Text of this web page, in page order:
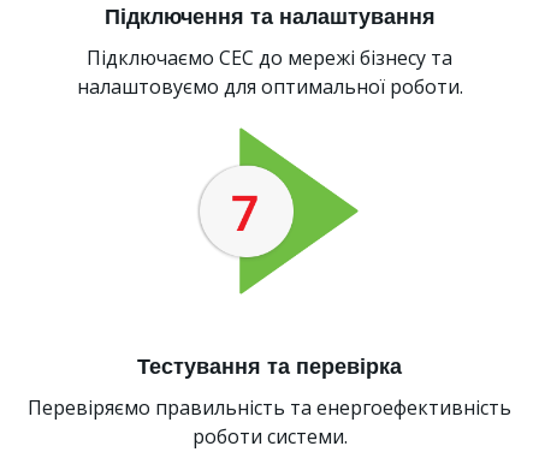
Підключення та налаштування
Підключаємо СЕС до мережі бізнесу та
налаштовуємо для оптимальної роботи.
Тестування та перевірка
Перевіряємо правильність та енергоефективність
роботи системи.